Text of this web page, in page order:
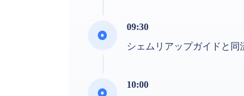
09:30
シェムリアップガイドと同
10:00